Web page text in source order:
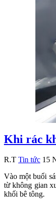
Khi rác
R.T Tin tức 15
Vào một buổi
từ không gian
khối bê tông.